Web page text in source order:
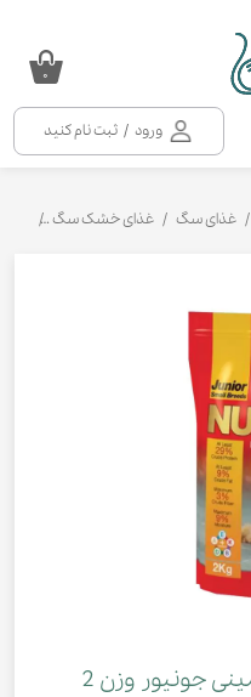
ورود / ثبت نام کنید
۰
غذای سگ غذای خشک سگ
غذای خشک سگ نوتری مدل مینی جونیور وزن 2